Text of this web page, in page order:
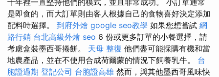
十年裡一直堅持他們的模式，並且非常成功。 小訂單通常
是即食的，而大訂單則由客人根據自己的食物喜好決定添加
配料時選擇。 到府外燴 google seo教學 如果您想嘗試 網
路行銷 台北高級外燴 seo 6 份或更多訂單的小餐選擇，請
考慮盒裝墨西哥捲餅。 天母 整復 他們盡可能採購有機和當
地農產品，並在不使用合成荷爾蒙的情況下飼養乳牛。 台
胞證過期 登記公司 台胞證高雄 然而，與其他墨西哥風味快